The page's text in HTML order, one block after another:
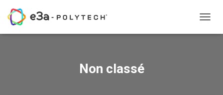
LA
Non classé